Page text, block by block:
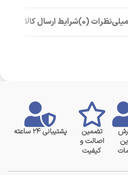
نظرات (0) شرایط ارسال کالا
تضمین
اصالت و
کیفیت
پشتیبانی ۲۴ ساعته